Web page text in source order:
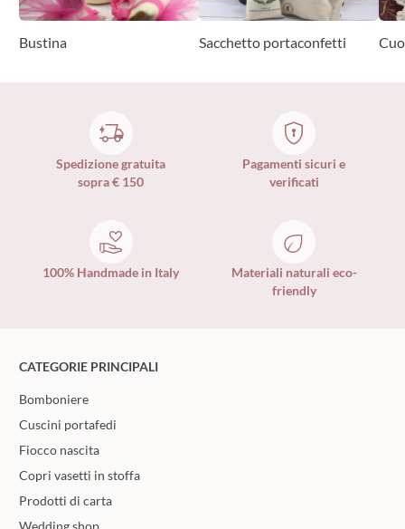
Bustina Sacchetto portaconfetti
Spedizione gratuita
sopra € 150
Pagamenti sicuri e
verificati
100% Handmade in Italy
Materiali naturali eco-
friendly
CATEGORIE PRINCIPALI
Bomboniere
Cuscini portafedi
Fiocco nascita
Copri vasetti in stoffa
Prodotti di carta
Wedding shop